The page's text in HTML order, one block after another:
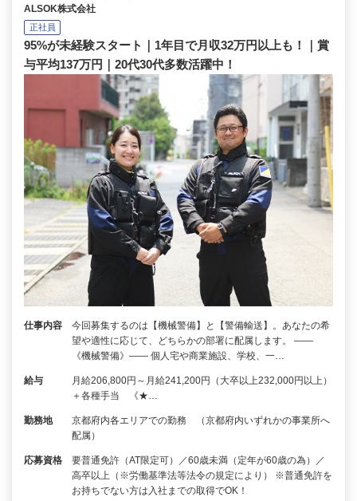
ALSOK株式会社
正社員
95%が未経験スタート｜1年目で月収32万円以上も！｜賞
与平均137万円｜20代30代多数活躍中！
仕事内容
今回募集するのは【機械警備】と【警備輸送】。あなたの希
望や適性に応じて、どちらかの部署に配属します。 ――
《機械警備》―― 個人宅や商業施設、学校、一…
給与
月給206,800円～月給241,200円（大卒以上232,000円以上）
＋各種手当 《★…
勤務地
京都府内各エリアでの勤務 （京都府内いずれかの事業所へ
配属）
応募資格
要普通免許（AT限定可）／60歳未満（定年が60歳の為）／
高卒以上（※労働基準法等法令の規定により） ※普通免許を
お持ちでない方は入社までの取得でOK！